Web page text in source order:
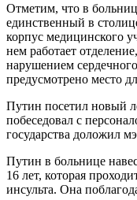
Отметим, что в
единственный в
корпус медицинского
нем работает
нарушением
предусмотрено место
Путин посетил новый
побеседовал с
государства доложил
Путин в больнице
16 лет, которая
инсульта. Она